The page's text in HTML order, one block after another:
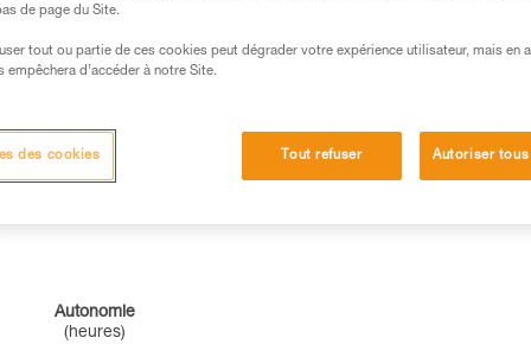
Autonomie
(heures)
de page du Site.
tout ou partie de ces cookies peut dégrader votre expérience utilisateur, mais en
empêchera d’accéder à notre Site.
Tout refuser Autoriser
des cookies